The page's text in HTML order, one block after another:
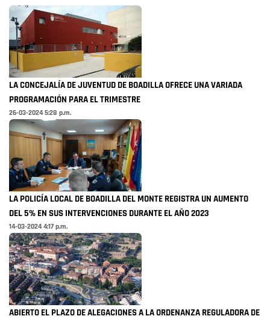
LA CONCEJALÍA DE JUVENTUD DE BOADILLA OFRECE UNA VARIADA
PROGRAMACIÓN PARA EL TRIMESTRE
26-03-2024 5:28 p.m.
LA POLICÍA LOCAL DE BOADILLA DEL MONTE REGISTRA UN AUMENTO
DEL 5% EN SUS INTERVENCIONES DURANTE EL AÑO 2023
14-03-2024 4:17 p.m.
ABIERTO EL PLAZO DE ALEGACIONES A LA ORDENANZA REGULADORA DE